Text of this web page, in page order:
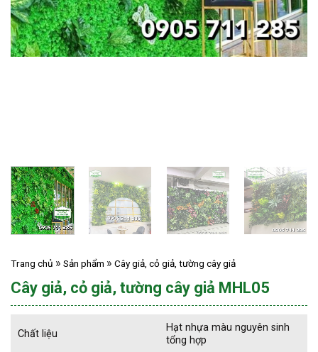
Trang chủ Sản phẩm Cây giả, cỏ giả, tường cây giả
Cây giả, cỏ giả, tường cây giả MHL05
Chất liệu
Hạt nhựa màu nguyên sinh
tổng hợp